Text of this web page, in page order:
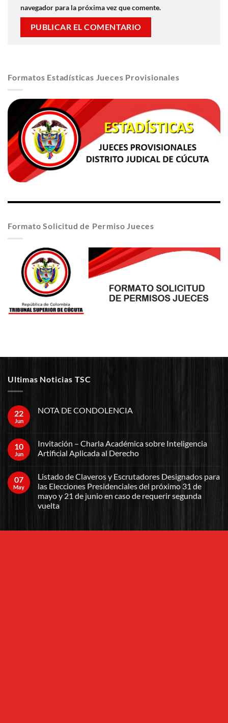
navegador para la próxima vez que comente.
Formatos Estadísticas Jueces Provisionales
Formato Solicitud de Permiso Jueces
Ultimas Noticias TSC
22
Jun
NOTA DE CONDOLENCIA
10
Jun
Invitación – Charla Académica sobre Inteligencia
Artificial Aplicada al Derecho
07
May
Listado de Claveros y Escrutadores Designados para
las Elecciones Presidenciales del próximo 31 de
mayo y 21 de junio en caso de requerir segunda
vuelta